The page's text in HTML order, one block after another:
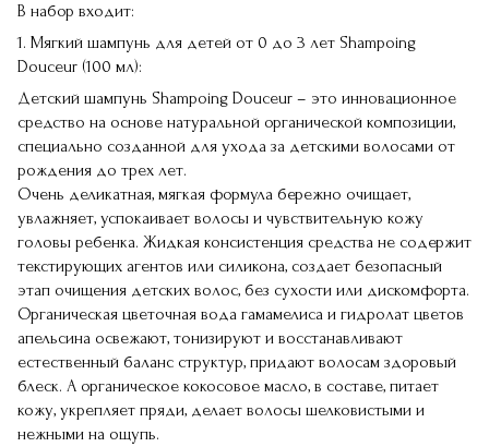
В набор входит:
1. Мягкий шампунь для детей от 0 до 3 лет Shampoing
Douceur (100 мл):
Детский шампунь Shampoing Douceur – это инновационное
средство на основе натуральной органической композиции,
специально созданной для ухода за детскими волосами от
рождения до трех лет.
Очень деликатная, мягкая формула бережно очищает,
увлажняет, успокаивает волосы и чувствительную кожу
головы ребенка. Жидкая консистенция средства не содержит
текстирующих агентов или силикона, создает безопасный
этап очищения детских волос, без сухости или дискомфорта.
Органическая цветочная вода гамамелиса и гидролат цветов
апельсина освежают, тонизируют и восстанавливают
естественный баланс структур, придают волосам здоровый
блеск. А органическое кокосовое масло, в составе, питает
кожу, укрепляет пряди, делает волосы шелковистыми и
нежными на ощупь.